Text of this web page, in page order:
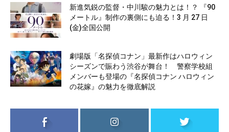
新進気鋭の監督・中川駿の魅力とは！？ 『90
メートル』制作の裏側にも迫る！3 月 27 日
(金)全国公開
劇場版「名探偵コナン」最新作はハロウィン
シーズンで賑わう渋谷が舞台！ 警察学校組
メンバーも登場の『名探偵コナン ハロウィン
の花嫁』の魅力を徹底解説